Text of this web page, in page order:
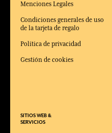
Menciones Legales
Condiciones generales de uso
de la tarjeta de regalo
Política de privacidad
Gestión de cookies
SITIOS WEB &
SERVICIOS